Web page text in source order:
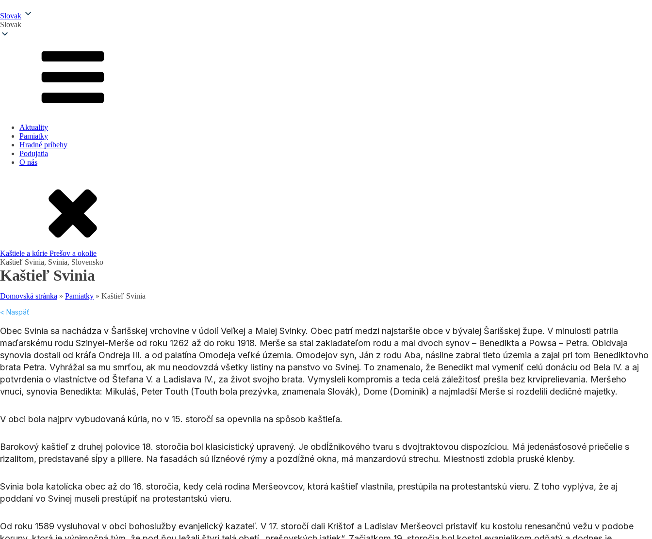
Slovak
Slovak
Aktuality
Pamiatky
Hradné príbehy
Podujatia
O nás
Kaštiele a kúrie Prešov a okolie
Kaštieľ Svinia, Svinia, Slovensko
Kaštieľ Svinia
Domovská stránka » Pamiatky » Kaštieľ Svinia
< Naspäť
Obec Svinia sa nachádza v Šarišskej vrchovine v údolí Veľkej a Malej Svinky. Obec patrí medzi najstaršie obce v bývalej Šarišskej župe. V minulosti patrila
maďarskému rodu Szinyei-Merše od roku 1262 až do roku 1918. Merše sa stal zakladateľom rodu a mal dvoch synov – Benedikta a Powsa – Petra. Obidvaja
synovia dostali od kráľa Ondreja III. a od palatína Omodeja veľké územia. Omodejov syn, Ján z rodu Aba, násilne zabral tieto územia a zajal pri tom Benediktovho
brata Petra. Vyhrážal sa mu smrťou, ak mu neodovzdá všetky listiny na panstvo vo Svinej. To znamenalo, že Benedikt mal vymeniť celú donáciu od Bela IV. a aj
potvrdenia o vlastníctve od Štefana V. a Ladislava IV., za život svojho brata. Vymysleli kompromis a teda celá záležitosť prešla bez krviprelievania. Meršeho
vnuci, synovia Benedikta: Mikuláš, Peter Touth (Touth bola prezývka, znamenala Slovák), Dome (Dominik) a najmladší Merše si rozdelili dedičné majetky.
V obci bola najprv vybudovaná kúria, no v 15. storočí sa opevnila na spôsob kaštieľa.
Barokový kaštieľ z druhej polovice 18. storočia bol klasicistický upravený. Je obdĺžnikového tvaru s dvojtraktovou dispozíciou. Má jedenásťosové priečelie s
rizalitom, predstavané sĺpy a piliere. Na fasadách sú líznéové rýmy a pozdĺžné okna, má manzardovú strechu. Miestnosti zdobia pruské klenby.
Svinia bola katolícka obec až do 16. storočia, kedy celá rodina Meršeovcov, ktorá kaštieľ vlastnila, prestúpila na protestantskú vieru. Z toho vyplýva, že aj
poddaní vo Svinej museli prestúpiť na protestantskú vieru.
Od roku 1589 vysluhoval v obci bohoslužby evanjelický kazateľ. V 17. storočí dali Krištof a Ladislav Meršeovci pristaviť ku kostolu renesančnú vežu v podobe